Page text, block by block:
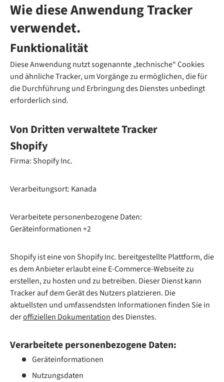
Wie diese Anwendung Tracker
verwendet.
Funktionalität
Diese Anwendung nutzt sogenannte „technische“ Cookies
und ähnliche Tracker, um Vorgänge zu ermöglichen, die für
die Durchführung und Erbringung des Dienstes unbedingt
erforderlich sind.
Von Dritten verwaltete Tracker
Shopify
Firma: Shopify Inc.
Verarbeitungsort: Kanada
Verarbeitete personenbezogene Daten:
Geräteinformationen +2
Shopify ist eine von Shopify Inc. bereitgestellte Plattform, die
es dem Anbieter erlaubt eine E-Commerce-Webseite zu
erstellen, zu hosten und zu betreiben. Dieser Dienst kann
Tracker auf dem Gerät des Nutzers platzieren. Die
aktuellsten und umfassendsten Informationen finden Sie in
deroffiziellen Dokumentationdes Dienstes.
Verarbeitete personenbezogene Daten:
Geräteinformationen
Nutzungsdaten